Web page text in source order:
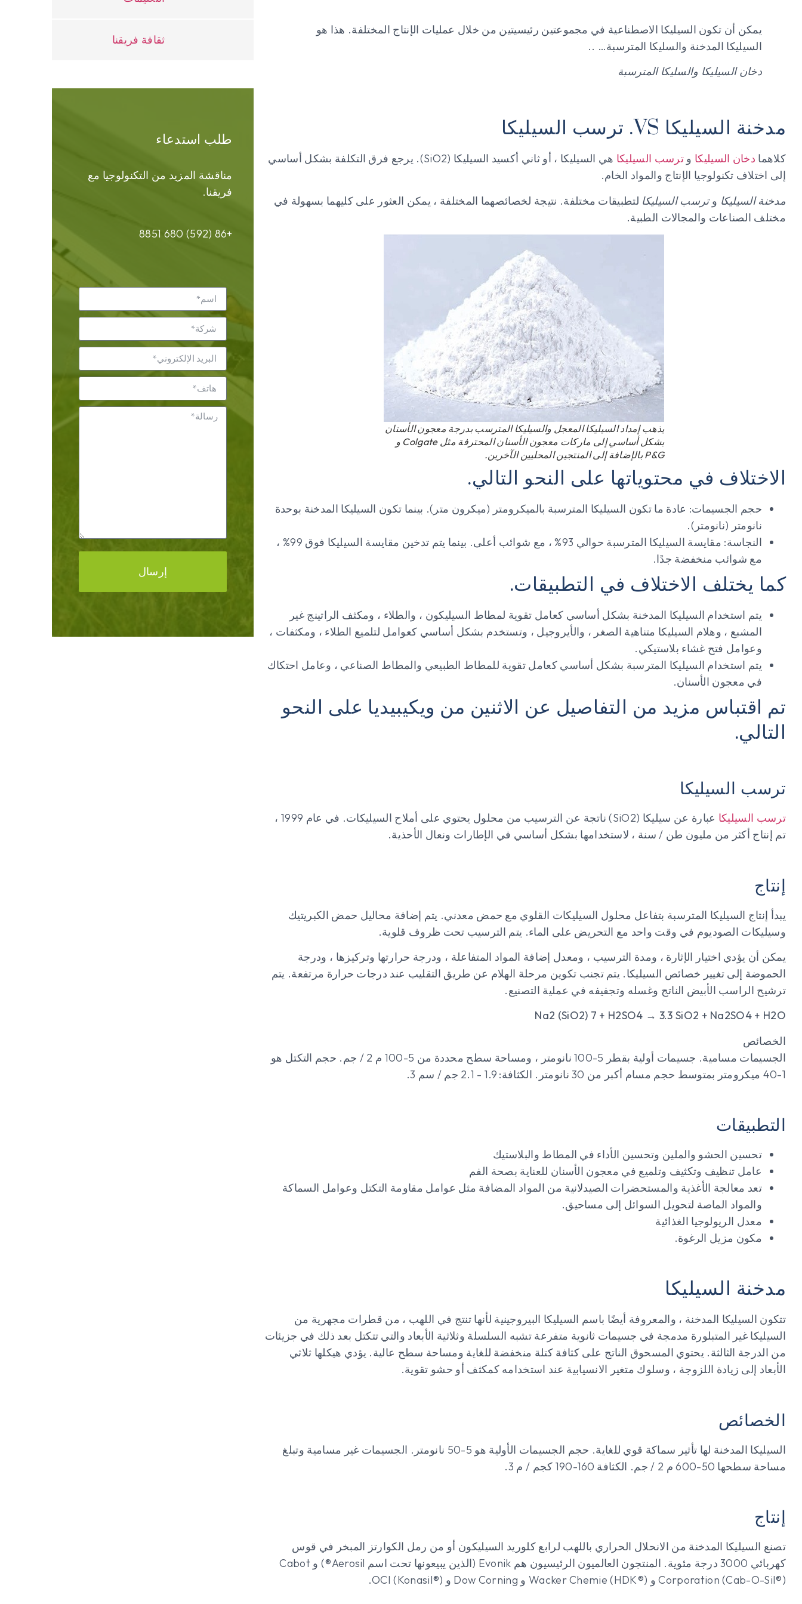
يمكن أن تكون السيليكا الاصطناعية في مجموعتين رئيسيتين من خلال عمليات الإنتاج المختلفة. هذا هو
السيليكا المدخنة والسليكا المترسبة… ..
دخان السيليكا والسليكا المترسبة
مدخنة السيليكا VS. ترسب السيليكا
كلاهما دخان السيليكا وترسب السيليكا
هي السيليكا ، أو ثاني أكسيد السيليكا (SiO2). يرجع فرق التكلفة بشكل أساسي
إلى اختلاف تكنولوجيا الإنتاج والمواد الخام.
مدخنة السيليكا وترسب السيليكا لتطبيقات مختلفة. نتيجة لخصائصهما المختلفة ، يمكن العثور على كليهما بسهولة في
مختلف الصناعات والمجالات الطبية.
يذهب إمداد السيليكا المعجل والسيليكا المترسب بدرجة معجون الأسنان
بشكل أساسي إلى ماركات معجون الأسنان المحترفة مثل Colgate و
P&G بالإضافة إلى المنتجين المحليين الآخرين.
الاختلاف في محتوياتها على النحو التالي.
حجم الجسيمات: عادة ما تكون السيليكا المترسبة بالميكرومتر (ميكرون متر). بينما تكون السيليكا المدخنة بوحدة
نانومتر (نانومتر).
النجاسة: مقايسة السيليكا المترسبة حوالي 93% ، مع شوائب أعلى. بينما يتم تدخين مقايسة السيليكا فوق 99% ،
مع شوائب منخفضة جدًا.
كما يختلف الاختلاف في التطبيقات.
يتم استخدام السيليكا المدخنة بشكل أساسي كعامل تقوية لمطاط السيليكون ، والطلاء ، ومكثف الراتينج غير
المشبع ، وهلام السيليكا متناهية الصغر ، والأيروجيل ، وتستخدم بشكل أساسي كعوامل لتلميع الطلاء ، ومكثفات ،
وعوامل فتح غشاء بلاستيكي.
يتم استخدام السيليكا المترسبة بشكل أساسي كعامل تقوية للمطاط الطبيعي والمطاط الصناعي ، وعامل احتكاك
في معجون الأسنان.
تم اقتباس مزيد من التفاصيل عن الاثنين من ويكيبيديا على النحو
التالي.
ترسب السيليكا
ترسب السيليكا
عبارة عن سيليكا (SiO2) ناتجة عن الترسيب من محلول يحتوي على أملاح السيليكات. في عام 1999 ،
تم إنتاج أكثر من مليون طن / سنة ، لاستخدامها بشكل أساسي في الإطارات ونعال الأحذية.
إنتاج
يبدأ إنتاج السيليكا المترسبة بتفاعل محلول السيليكات القلوي مع حمض معدني. يتم إضافة محاليل حمض الكبريتيك
وسيليكات الصوديوم في وقت واحد مع التحريض على الماء. يتم الترسيب تحت ظروف قلوية.
يمكن أن يؤدي اختيار الإثارة ، ومدة الترسيب ، ومعدل إضافة المواد المتفاعلة ، ودرجة حرارتها وتركيزها ، ودرجة
الحموضة إلى تغيير خصائص السيليكا. يتم تجنب تكوين مرحلة الهلام عن طريق التقليب عند درجات حرارة مرتفعة. يتم
ترشيح الراسب الأبيض الناتج وغسله وتجفيفه في عملية التصنيع.
Na2 (SiO2) 7 + H2SO4 → 3.3 SiO2 + Na2SO4 + H2O
الخصائص
الجسيمات مسامية. جسيمات أولية بقطر 5-100 نانومتر ، ومساحة سطح محددة من 5-100 م 2 / جم. حجم التكتل هو
1-40 ميكرومتر بمتوسط حجم مسام أكبر من 30 نانومتر. الكثافة: 1.9 - 2.1 جم / سم 3.
التطبيقات
تحسين الحشو والملين وتحسين الأداء في المطاط والبلاستيك
عامل تنظيف وتكثيف وتلميع في معجون الأسنان للعناية بصحة الفم
تعد معالجة الأغذية والمستحضرات الصيدلانية من المواد المضافة مثل عوامل مقاومة التكتل وعوامل السماكة
والمواد الماصة لتحويل السوائل إلى مساحيق.
معدل الريولوجيا الغذائية
مكون مزيل الرغوة.
مدخنة السيليكا
تتكون السيليكا المدخنة ، والمعروفة أيضًا باسم السيليكا البيروجينية لأنها تنتج في اللهب ، من قطرات مجهرية من
السيليكا غير المتبلورة مدمجة في جسيمات ثانوية متفرعة تشبه السلسلة وثلاثية الأبعاد والتي تتكتل بعد ذلك في جزيئات
من الدرجة الثالثة. يحتوي المسحوق الناتج على كثافة كتلة منخفضة للغاية ومساحة سطح عالية. يؤدي هيكلها ثلاثي
الأبعاد إلى زيادة اللزوجة ، وسلوك متغير الانسيابية عند استخدامه كمكثف أو حشو تقوية.
الخصائص
السيليكا المدخنة لها تأثير سماكة قوي للغاية. حجم الجسيمات الأولية هو 5-50 نانومتر. الجسيمات غير مسامية وتبلغ
مساحة سطحها 50-600 م 2 / جم. الكثافة 160-190 كجم / م 3.
إنتاج
تصنع السيليكا المدخنة من الانحلال الحراري باللهب لرابع كلوريد السيليكون أو من رمل الكوارتز المبخر في قوس
كهربائي 3000 درجة مئوية. المنتجون العالميون الرئيسيون هم Evonik (الذين يبيعونها تحت اسم Aerosil®) و Cabot
Corporation (Cab-O-Sil®) و Wacker Chemie (HDK®) و Dow Corning و OCI (Konasil®).
ثقافة فريقنا
طلب استدعاء
مناقشة المزيد من التكنولوجيا مع
فريقنا.
+86 (592) 680 8851
إرسال